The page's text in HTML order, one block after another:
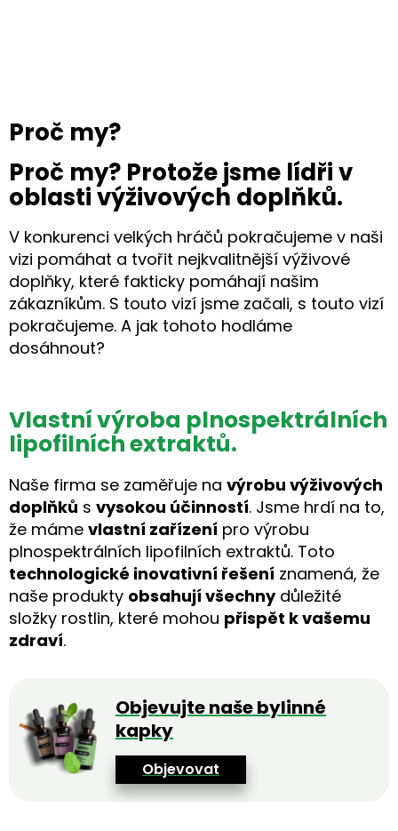
Proč my?
Proč my? Protože jsme lídři v
oblastivýživových doplňků.
V konkurenci velkých hráčů pokračujeme v naši
vizi pomáhat a tvořit nejkvalitnější výživové
doplňky, které fakticky pomáhají našim
zákazníkům. S touto vizí jsme začali, s touto vizí
pokračujeme. A jak tohoto hodláme
dosáhnout?
Vlastní výroba plnospektrálních
lipofilních extraktů.
Naše firma se zaměřuje na výrobu výživových
doplňků s vysokou účinností. Jsme hrdí na to,
že máme vlastní zařízení pro výrobu
plnospektrálních lipofilních extraktů. Toto
technologické inovativní řešení znamená, že
naše produkty obsahují všechnydůležité
složky rostlin, které mohou přispět k vašemu
zdraví.
Objevujte naše bylinné
kapky
Objevovat